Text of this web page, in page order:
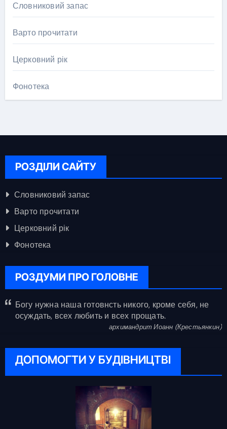
Словниковий запас
Варто прочитати
Церковний рік
Фонотека
РОЗДІЛИ САЙТУ
Словниковий запас
Варто прочитати
Церковний рік
Фонотека
РОЗДУМИ ПРО ГОЛОВНЕ
Богу нужна наша готовнсть никого, кроме себя, не
осуждать, всех любить и всех прощать.
архимандрит Иоанн (Крестьянкин)
ДОПОМОГТИ У БУДІВНИЦТВІ